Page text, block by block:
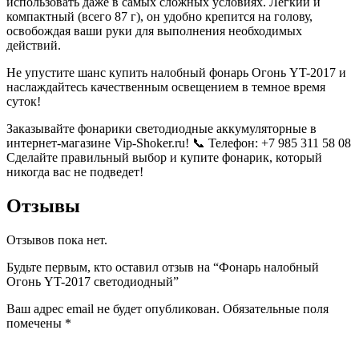
компактный (всего 87 г), он удобно крепится на голову,
освобождая ваши руки для выполнения необходимых
действий.
Не упустите шанс купить налобный фонарь Огонь YT-2017 и
наслаждайтесь качественным освещением в темное время
суток!
Заказывайте фонарики светодиодные аккумуляторные в
интернет-магазине Vip-Shoker.ru! 📞 Телефон: +7 985 311 58 08
Сделайте правильный выбор и купите фонарик, который
никогда вас не подведет!
Отзывы
Отзывов пока нет.
Будьте первым, кто оставил отзыв на “Фонарь налобный
Огонь YT-2017 светодиодный”
Ваш адрес email не будет опубликован. Обязательные поля
помечены *